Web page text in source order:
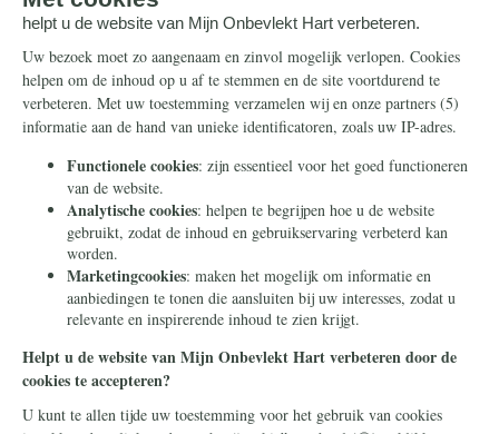
beveiligde betaalpagina van Stripe om uw
donatie af te ronden.
Houd mij per e-mail op de hoogte over
acties van Mijn Onbevlekt Hart zal triomferen
Mijn Onbevlekt Hart zal triomferen is een project van Stichting
Civitas Christiana - een stichting zonder winstoogmerk die in
2014 in Heilig Landstichting werd opgericht. Door te doneren
gebruiken voor dit project of een ander project in
overeenstemming met onze statutaire doelen.